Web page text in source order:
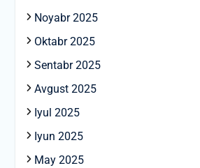
Noyabr 2025
Oktabr 2025
Sentabr 2025
Avgust 2025
Iyul 2025
Iyun 2025
May 2025